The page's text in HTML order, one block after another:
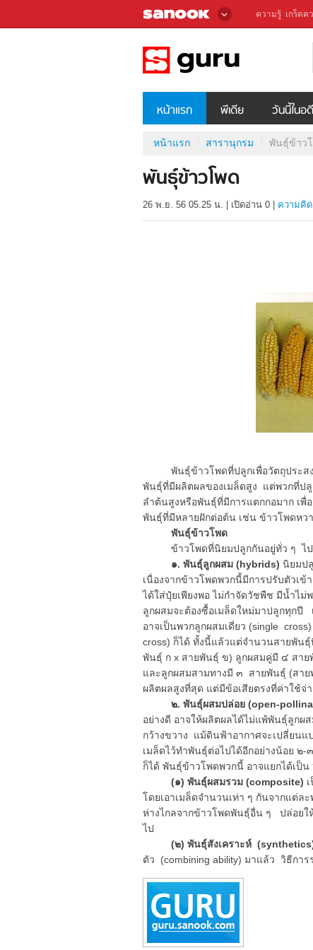
ความรู้ เกร็ดค
หน้าแรก พีเดีย วันนี้ในอ
หน้าแรก สารานุกรม พันธุ์ข้าว
พันธุ์ข้าวโพด
26 พ.ย. 56 05.25 น. เปิดอ่าน 0 ความคิ
พันธุ์ข้าวโพดที่ปลูกเพื่อวัตถุประสงค์
พันธุ์ที่มีผลิตผลของเมล็ดสูง แต่พวกที่ป
ลำต้นสูงหรือพันธุ์ที่มีการแตกกอมาก เ
พันธุ์ที่มีหลายฝักต่อต้น เช่น ข้าวโพดหว
พันธุ์ข้าวโพด
ข้าวโพดที่นิยมปลูกกันอยู่ทั่ว ๆ ไป
๑. พันธุ์ลูกผสม (hybrids) นิยมป
เนื่องจากข้าวโพดพวกนี้มีการปรับตัวเ
ได้ใส่ปุ๋ยเพียงพอ ไม่กำจัดวัชพืช มีน้ำไ
ลูกผสมจะต้องซื้อเมล็ดใหม่มาปลูกทุกปี
อาจเป็นพวกลูกผสมเดี่ยว (single
cross) ก็ได้ ทั้งนี้แล้วแต่จำนวนสายพัน
พันธุ์ ก x สายพันธุ์ ข) ลูกผสมคู่มี ๔ สา
และลูกผสมสามทางมี ๓ สายพันธุ์ (สา
ผลิตผลสูงที่สุด แต่มีข้อเสียตรงที่ค่าใช้จ่
๒. พันธุ์ผสมปล่อย (open-
อย่างดี อาจให้ผลิตผลได้ไม่แพ้พันธุ์ลูกผ
กว้างขวาง แม้ดินฟ้าอากาศจะเปลี่ยนแ
เมล็ดไว้ทำพันธุ์ต่อไปได้อีกอย่างน้อย ๒
ก็ได้ พันธุ์ข้าวโพดพวกนี้ อาจแยกได้เป็
(๑) พันธุ์ผสมรวม (composite)
โดยเอาเมล็ดจำนวนเท่า ๆ กันจากแต่
ห่างไกลจากข้าวโพดพันธุ์อื่น ๆ ปล่อยใ
ไป
(๒) พันธุ์สังเคราะห์
ตัว (combining ability) มาแล้ว วิธีกา